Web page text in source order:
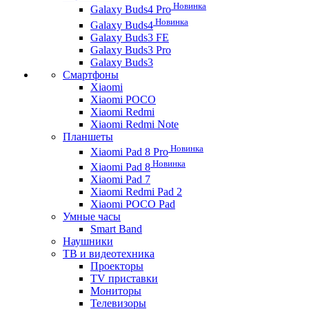
Galaxy Buds4 Pro Новинка
Galaxy Buds4 Новинка
Galaxy Buds3 FE
Galaxy Buds3 Pro
Galaxy Buds3
Смартфоны
Xiaomi
Xiaomi POCO
Xiaomi Redmi
Xiaomi Redmi Note
Планшеты
Xiaomi Pad 8 Pro Новинка
Xiaomi Pad 8 Новинка
Xiaomi Pad 7
Xiaomi Redmi Pad 2
Xiaomi POCO Pad
Умные часы
Smart Band
Наушники
ТВ и видеотехника
Проекторы
TV приставки
Мониторы
Телевизоры